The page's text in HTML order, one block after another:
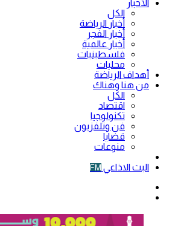
الأخبار
الكل
أخبار الرياضة
أخبار الفجر
أخبار عالمية
فلسطينيات
محليات
أهداف الرياضة
من هنا وهناك
الكل
اقتصاد
تكنولوجيا
فن وتلفزيون
قضايا
منوعات
البث الاذاعي FM